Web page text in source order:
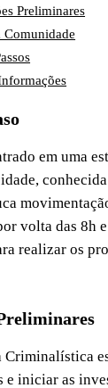
Preliminares
Comunidade
em uma
volta das 8h
realizar os
iniciar as